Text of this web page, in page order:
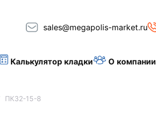
sales@megapolis-market.ru
Калькулятор кладки О компании
ПК32-15-8